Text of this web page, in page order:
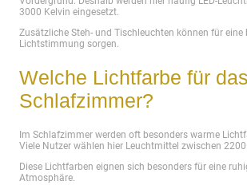
3000 Kelvin eingesetzt.
Zusätzliche Steh- und Tischleuchten können für
Lichtstimmung sorgen.
Welche Lichtfarbe für das
Schlafzimmer?
Im Schlafzimmer werden oft besonders warme
Viele Nutzer wählen hier Leuchtmittel zwischen
Diese Lichtfarben eignen sich besonders für eine
Atmosphäre.